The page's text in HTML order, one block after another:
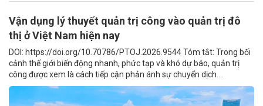
Vận dụng lý thuyết quản trị công vào quản trị đô
thị ở Việt Nam hiện nay
DOI: https://doi.org/10.70786/PTOJ.2026.9544 Tóm tắt: Trong bối
cảnh thế giới biến động nhanh, phức tạp và khó dự báo, quản trị
công được xem là cách tiếp cận phản ánh sự chuyển dịch...